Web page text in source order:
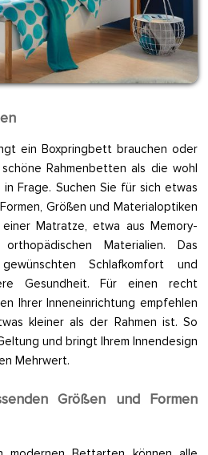
ein Boxpringbett brauchen oder
Rahmenbetten als die wohl
Frage. Suchen Sie für sich etwas
Größen und Materialoptiken
Matratze, etwa aus Memory-
Materialien. Das
Schlafkomfort und
Gesundheit. Für einen recht
Ihrer Inneneinrichtung empfehlen
kleiner als der Rahmen ist. So
und bringt Ihrem Innendesign
Mehrwert.
Größen und Formen